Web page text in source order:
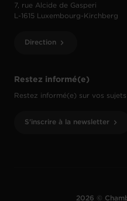
Restez informé(e)
Restez informé(e) sur vos
S'inscrire à la newsletter
7, rue Alcide de Gasperi
L-1615 Luxembourg-Kirchberg
Direction
2026 ©